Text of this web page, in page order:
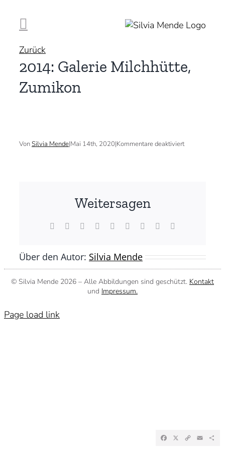
Inhalt
springen
Zurück
2014: Galerie Milchhütte,
Zumikon
VonSilvia Mende|Mai 14th, 2020|Kommentare deaktiviertfür
Weitersagen
Facebook Reddit LinkedInWhatsApp
TumblrPinterest
Über den Autor: Silvia Mende
© Silvia Mende 2026 – Alle Abbildungen sind geschützt. Kontakt
und Impressum.
Page load link
Facebook
X CopyEmail